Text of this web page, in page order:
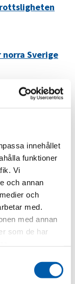
innehållet
funktioner
Vi
och annan
och
med.
med annan
som de har
Sverige
gälla -
i